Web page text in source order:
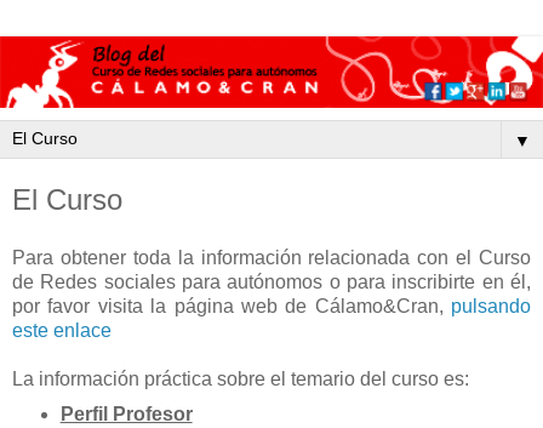
▼
El Curso
Para obtener toda la información relacionada con el Curso
de Redes sociales para autónomos o para inscribirte en él,
por favor visita la página web de Cálamo&Cran, pulsando
este enlace
La información práctica sobre el temario del curso es:
Perfil Profesor